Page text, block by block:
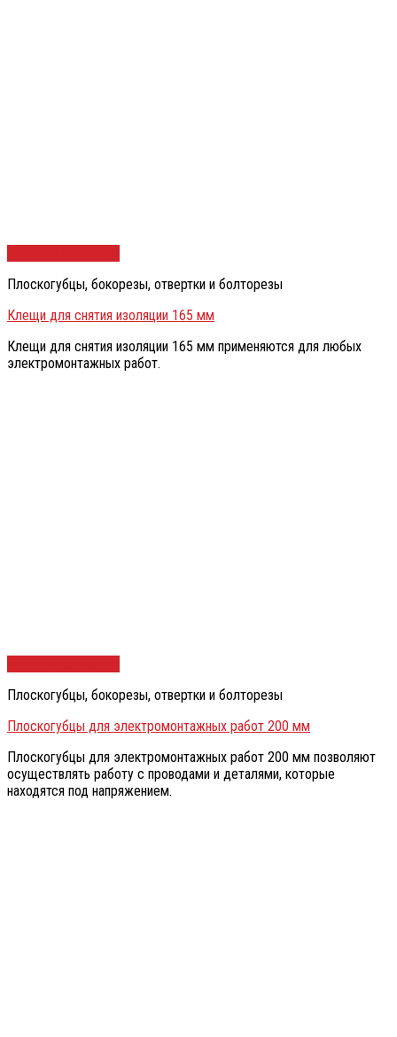
Плоскогубцы, бокорезы, отвертки и болторезы
Клещи для снятия изоляции 165 мм
Клещи для снятия изоляции 165 мм применяются для любых
электромонтажных работ.
Плоскогубцы, бокорезы, отвертки и болторезы
Плоскогубцы для электромонтажных работ 200 мм
Плоскогубцы для электромонтажных работ 200 мм позволяют
осуществлять работу с проводами и деталями, которые
находятся под напряжением.